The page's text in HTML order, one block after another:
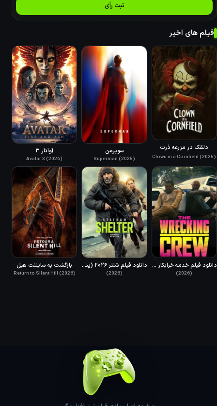
ثبت رأی
فیلم های اخیر
دلقک در مزرعه ذرت
Clown in a Cornfield (2025)
سوپرمن
Superman (2025)
آواتار ۳
Avatar 3 (2026)
دانلود فیلم خدمه خرابکار دوبله فارسی 2026 The Wrecking Crew
(2026)
دانلود فیلم شلتر ۲۰۲۶ (پناهگاه) دوبله فارسی Shelter 2026
(2026)
بازگشت به سایلنت هیل
Return to Silent Hill (2026)